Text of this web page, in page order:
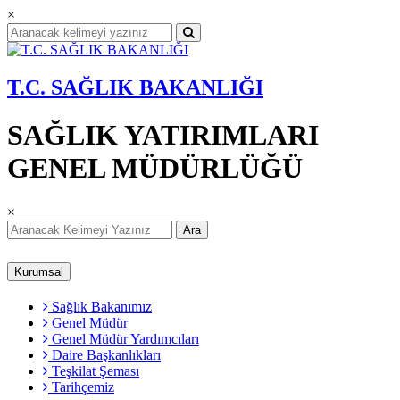
×
T.C. SAĞLIK BAKANLIĞI
SAĞLIK YATIRIMLARI
GENEL MÜDÜRLÜĞÜ
×
Ara
Kurumsal
Sağlık Bakanımız
Genel Müdür
Genel Müdür Yardımcıları
Daire Başkanlıkları
Teşkilat Şeması
Tarihçemiz